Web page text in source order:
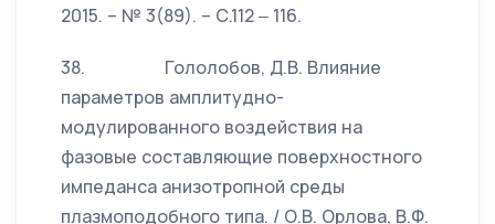
2015. – № 3(89). – С.112 ‒ 116.
38. Гололобов, Д.В. Влияние
параметров амплитудно-
модулированного воздействия на
фазовые составляющие поверхностного
импеданса анизотропной среды
плазмоподобного типа. / О.В. Орлова, В.Ф.